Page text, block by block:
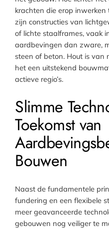
krachten die erop
zijn constructies van
of lichte staalframes, vaak
aardbevingen dan zware,
steen of beton. Hout is
het een uitstekend
actieve regio’s.
Slimme
Toekomst van
Bouwen
Naast de fundamentele
fundering en een flexibele
meer geavanceerde
gebouwen nog veiliger te